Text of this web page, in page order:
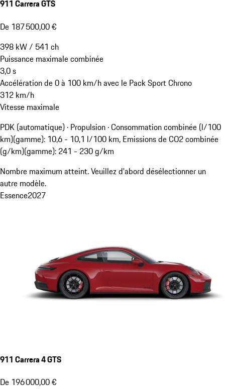
911 Carrera GTS
De 187 500,00 €
398 kW/ 541 ch
Puissance maximale combinée
3,0s
Accélération de 0 à 100 km/h avec le Pack Sport Chrono
312 km/h
Vitesse maximale
PDK (automatique) · Propulsion ·Consommation combinée (l/100
km)(gamme): 10,6 - 10,1 l/100 km, Emissions de CO2 combinée
(g/km)(gamme): 241 - 230 g/km
Nombre maximum atteint. Veuillez d'abord désélectionner un
autre modèle.
Essence2027
911 Carrera 4 GTS
De 196 000,00 €